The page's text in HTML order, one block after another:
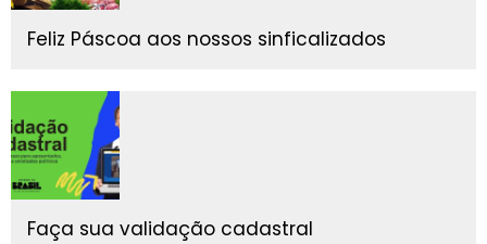
Feliz Páscoa aos nossos sinficalizados
Faça sua validação cadastral